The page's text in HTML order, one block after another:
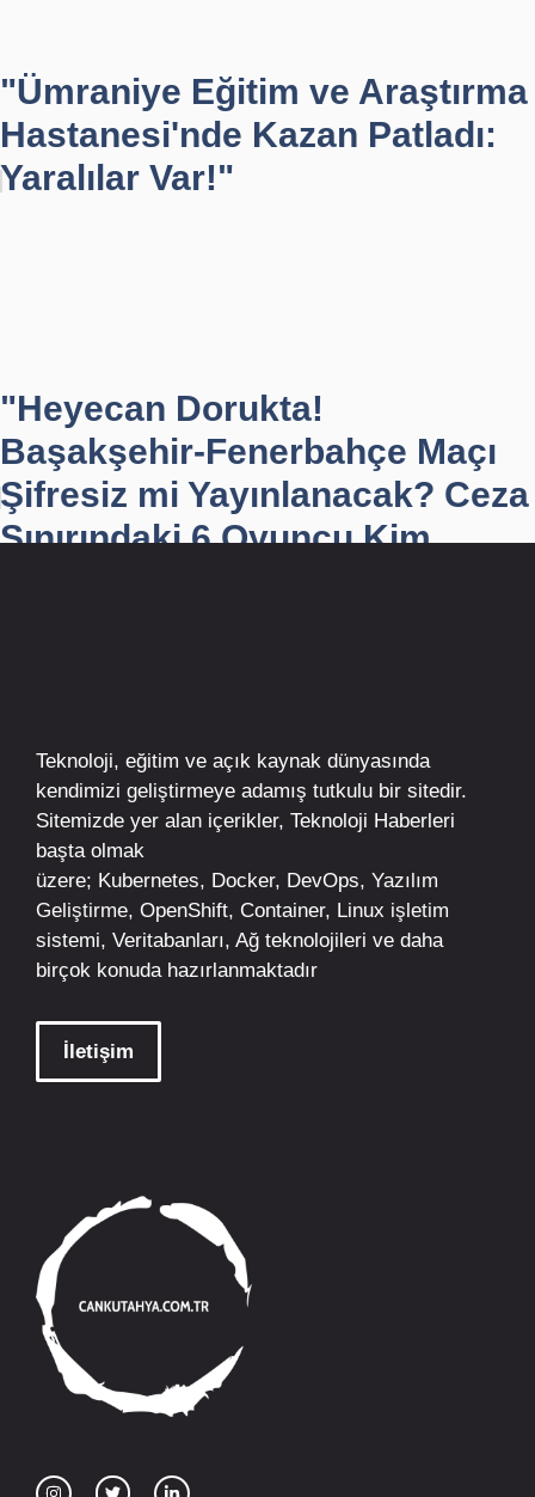
"Ümraniye Eğitim ve Araştırma
Hastanesi'nde Kazan Patladı:
Yaralılar Var!"
"Heyecan Dorukta!
Başakşehir-Fenerbahçe Maçı
Şifresiz mi Yayınlanacak? Ceza
Sınırındaki 6 Oyuncu Kim...
Teknoloji, eğitim ve açık kaynak dünyasında
kendimizi geliştirmeye adamış tutkulu bir sitedir.
Sitemizde yer alan içerikler, Teknoloji Haberleri
başta olmak
üzere; Kubernetes, Docker, DevOps, Yazılım
Geliştirme, OpenShift, Container, Linux işletim
sistemi, Veritabanları, Ağ teknolojileri ve daha
birçok konuda hazırlanmaktadır
İletişim